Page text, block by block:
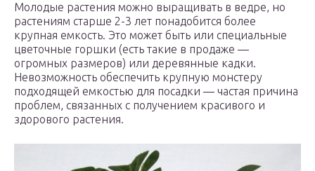
Молодые растения можно выращивать в ведре, но
растениям старше 2-3 лет понадобится более
крупная емкость. Это может быть или специальные
цветочные горшки (есть такие в продаже —
огромных размеров) или деревянные кадки.
Невозможность обеспечить крупную монстеру
подходящей емкостью для посадки — частая причина
проблем, связанных с получением красивого и
здорового растения.